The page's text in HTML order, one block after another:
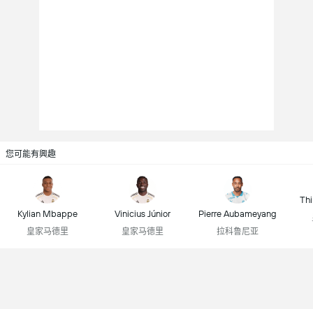
您可能有興趣
Kylian Mbappe
皇家马德里
Vinicius Júnior
皇家马德里
Pierre Aubameyang
拉科鲁尼亚